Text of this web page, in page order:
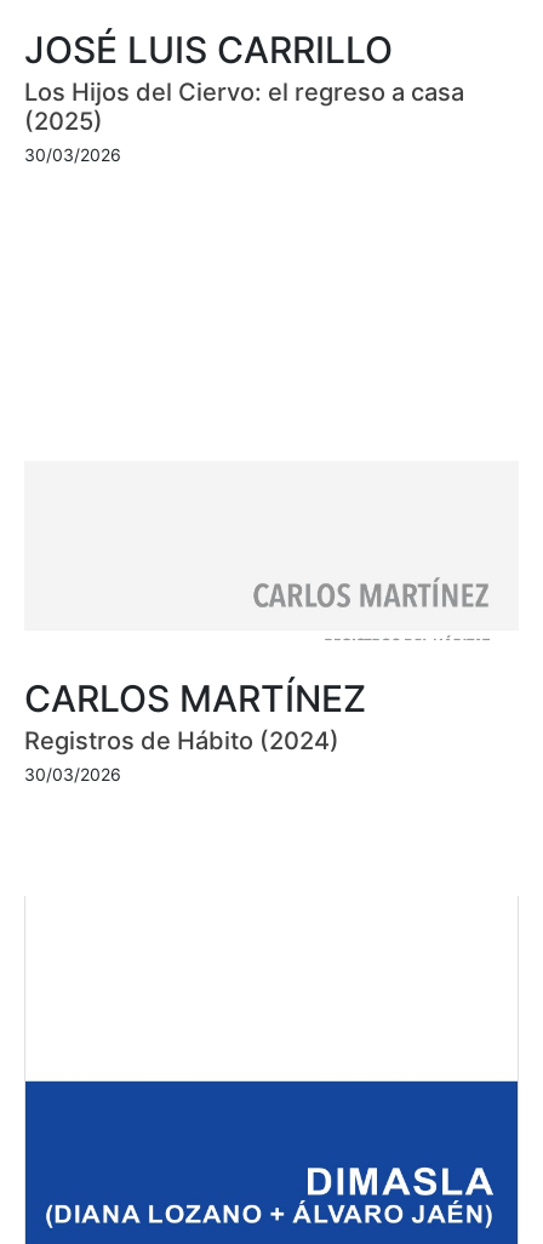
JOSÉ LUIS CARRILLO
Los Hijos del Ciervo: el regreso a casa
(2025)
30/03/2026
CARLOS MARTÍNEZ
Registros de Hábito (2024)
30/03/2026